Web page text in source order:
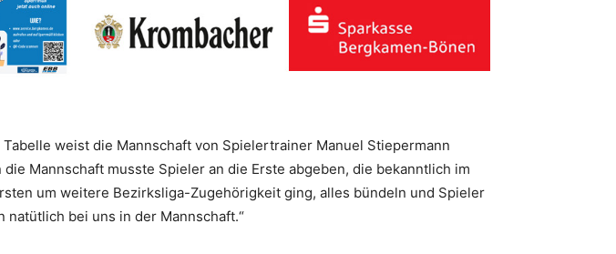
weist die Mannschaft von Spielertrainer Manuel Stiepermann
Mannschaft musste Spieler an die Erste abgeben, die bekanntlich im
um weitere Bezirksliga-Zugehörigkeit ging, alles bündeln und Spieler
natütlich bei uns in der Mannschaft.“